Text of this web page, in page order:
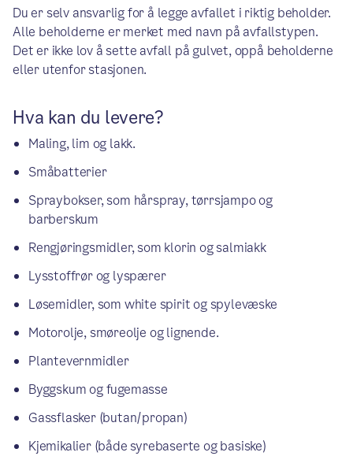
Du er selv ansvarlig for å legge avfallet i riktig beholder.
Alle beholderne er merket med navn på avfallstypen.
Det er ikke lov å sette avfall på gulvet, oppå beholderne
eller utenfor stasjonen.
Hva kan du levere?
Maling, lim og lakk.
Småbatterier
Spraybokser, som hårspray, tørrsjampo og
barberskum
Rengjøringsmidler, som klorin og salmiakk
Lysstoffrør og lyspærer
Løsemidler, som white spirit og spylevæske
Motorolje, smøreolje og lignende.
Plantevernmidler
Byggskum og fugemasse
Gassflasker (butan/propan)
Kjemikalier (både syrebaserte og basiske)